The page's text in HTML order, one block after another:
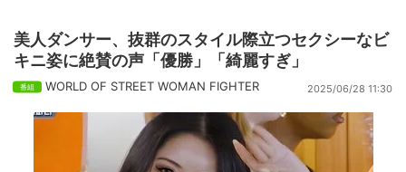
美人ダンサー、抜群のスタイル際立つセクシーなビ
キニ姿に絶賛の声「優勝」「綺麗すぎ」
WORLD OF STREET WOMAN FIGHTER 2025/06/28 11:30